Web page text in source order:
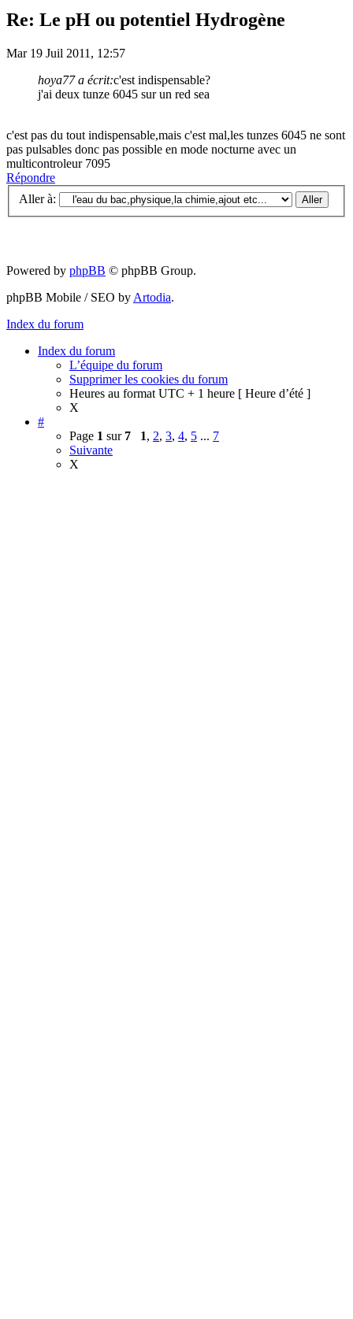
Re: Le pH ou potentiel Hydrogène
Mar 19 Juil 2011, 12:57
hoya77 a écrit:c'est indispensable?
j'ai deux tunze 6045 sur un red sea
c'est pas du tout indispensable,mais c'est mal,les tunzes 6045 ne sont
pas pulsables donc pas possible en mode nocturne avec un
multicontroleur 7095
Répondre
Aller à:
Powered by phpBB © phpBB Group.
phpBB Mobile / SEO by Artodia.
Index du forum
Index du forum
L’équipe du forum
Supprimer les cookies du forum
Heures au format UTC + 1 heure [ Heure d’été ]
X
#
Page 1 sur 7 1, 2, 3, 4, 5 ... 7
Suivante
X